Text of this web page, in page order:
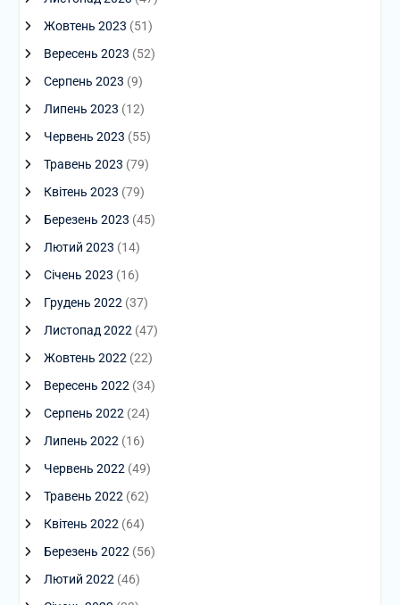
Жовтень 2023 (51)
Вересень 2023 (52)
Серпень 2023 (9)
Липень 2023 (12)
Червень 2023 (55)
Травень 2023 (79)
Квітень 2023 (79)
Березень 2023 (45)
Лютий 2023 (14)
Січень 2023 (16)
Грудень 2022 (37)
Листопад 2022 (47)
Жовтень 2022 (22)
Вересень 2022 (34)
Серпень 2022 (24)
Липень 2022 (16)
Червень 2022 (49)
Травень 2022 (62)
Квітень 2022 (64)
Березень 2022 (56)
Лютий 2022 (46)